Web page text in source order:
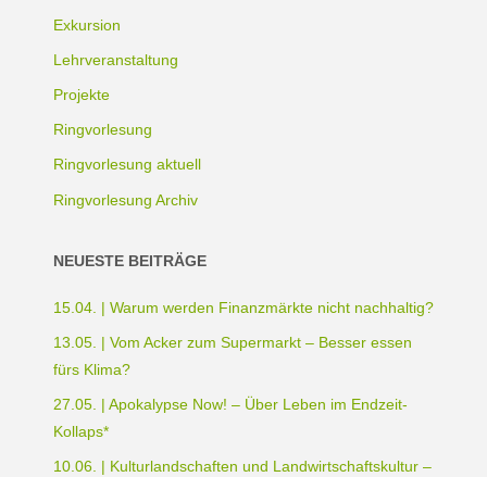
Exkursion
Lehrveranstaltung
Projekte
Ringvorlesung
Ringvorlesung aktuell
Ringvorlesung Archiv
NEUESTE BEITRÄGE
15.04. | Warum werden Finanzmärkte nicht nachhaltig?
13.05. | Vom Acker zum Supermarkt – Besser essen
fürs Klima?
27.05. | Apokalypse Now! – Über Leben im Endzeit-
Kollaps*
10.06. | Kulturlandschaften und Landwirtschaftskultur –